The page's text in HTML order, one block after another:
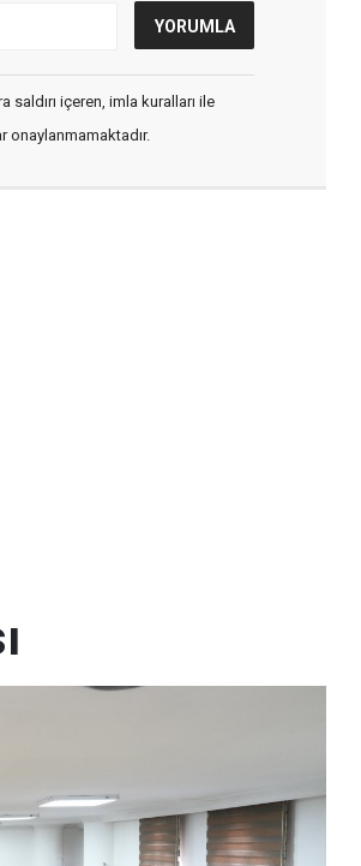
içeren, imla kuralları ile
onaylanmamaktadır.